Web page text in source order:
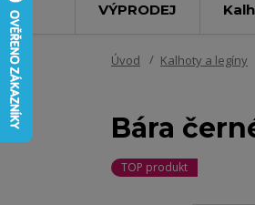
VÝPRODEJ
Úvod Kalhoty a legíny
Bára
TOP produkt